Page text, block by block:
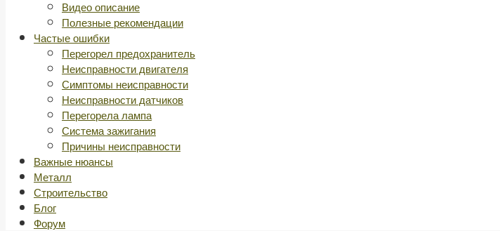
Видео описание
Полезные рекомендации
Частые ошибки
Перегорел предохранитель
Неисправности двигателя
Симптомы неисправности
Неисправности датчиков
Перегорела лампа
Система зажигания
Причины неисправности
Важные нюансы
Металл
Строительство
Блог
Форум